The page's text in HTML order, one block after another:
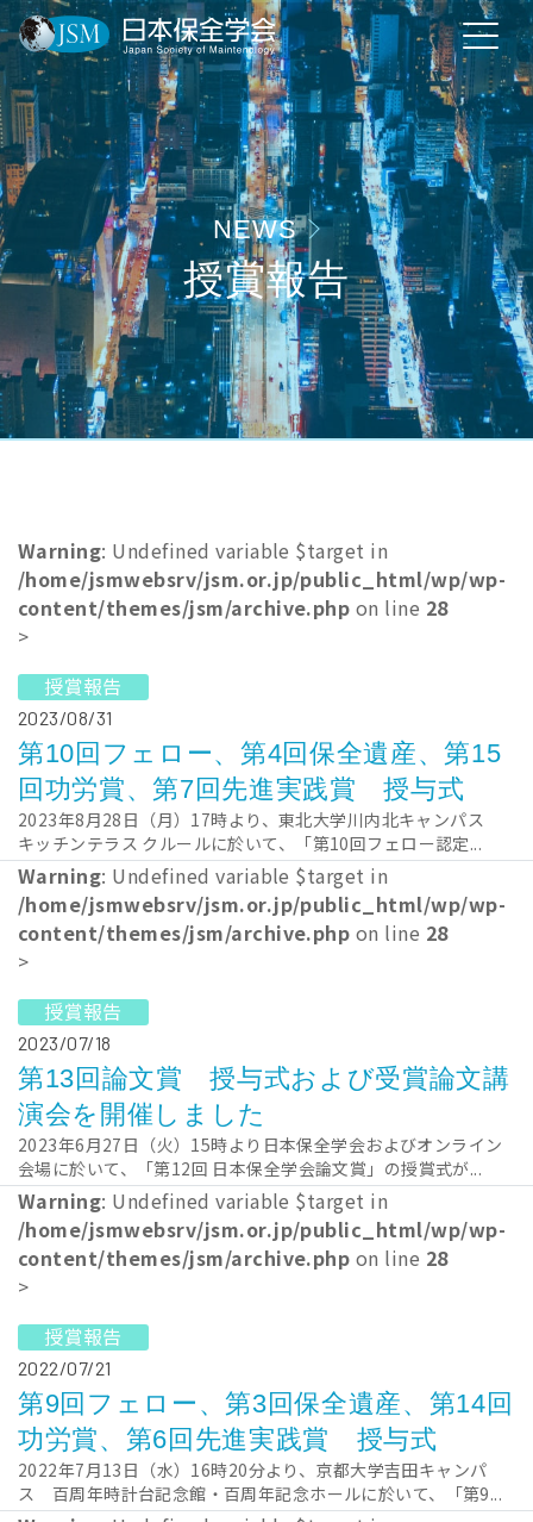
NEWS
授賞報告
Warning: Undefined variable $target in
/home/jsmwebsrv/jsm.or.jp/public_html/wp/wp-
content/themes/jsm/archive.php on line 28
>
授賞報告
2023/08/31
第10回フェロー、第4回保全遺産、第15
回功労賞、第7回先進実践賞 授与式
2023年8月28日（月）17時より、東北大学川内北キャンパス
キッチンテラス クルールに於いて、「第10回フェロー認定...
Warning: Undefined variable $target in
/home/jsmwebsrv/jsm.or.jp/public_html/wp/wp-
content/themes/jsm/archive.php on line 28
>
授賞報告
2023/07/18
第13回論文賞 授与式および受賞論文講
演会を開催しました
2023年6月27日（火）15時より日本保全学会およびオンライン
会場に於いて、「第12回 日本保全学会論文賞」の授賞式が...
Warning: Undefined variable $target in
/home/jsmwebsrv/jsm.or.jp/public_html/wp/wp-
content/themes/jsm/archive.php on line 28
>
授賞報告
2022/07/21
第9回フェロー、第3回保全遺産、第14回
功労賞、第6回先進実践賞 授与式
2022年7月13日（水）16時20分より、京都大学吉田キャンパ
ス 百周年時計台記念館・百周年記念ホールに於いて、「第9...